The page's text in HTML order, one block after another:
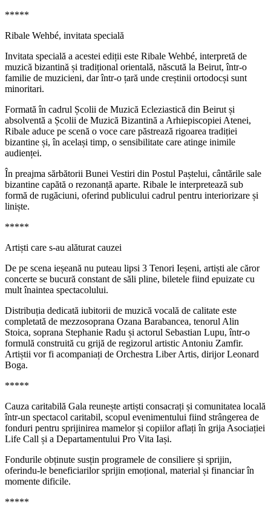
*****
Ribale Wehbé, invitata specială
Invitata specială a acestei ediții este Ribale Wehbé, interpretă de
muzică bizantină și tradițional orientală, născută la Beirut, într-o
familie de muzicieni, dar într-o țară unde creștinii ortodocși sunt
minoritari.
Formată în cadrul Școlii de Muzică Ecleziastică din Beirut și
absolventă a Școlii de Muzică Bizantină a Arhiepiscopiei Atenei,
Ribale aduce pe scenă o voce care păstrează rigoarea tradiției
bizantine și, în același timp, o sensibilitate care atinge inimile
audienței.
În preajma sărbătorii Bunei Vestiri din Postul Paștelui, cântările sale
bizantine capătă o rezonanță aparte. Ribale le interpretează sub
formă de rugăciuni, oferind publicului cadrul pentru interiorizare și
liniște.
*****
Artiști care s-au alăturat cauzei
De pe scena ieșeană nu puteau lipsi 3 Tenori Ieșeni, artiști ale căror
concerte se bucură constant de săli pline, biletele fiind epuizate cu
mult înaintea spectacolului.
Distribuția dedicată iubitorii de muzică vocală de calitate este
completată de mezzosoprana Ozana Barabancea, tenorul Alin
Stoica, soprana Stephanie Radu și actorul Sebastian Lupu, într-o
formulă construită cu grijă de regizorul artistic Antoniu Zamfir.
Artiștii vor fi acompaniați de Orchestra Liber Artis, dirijor Leonard
Boga.
*****
Cauza caritabilă Gala reunește artiști consacrați și comunitatea locală
într-un spectacol caritabil, scopul evenimentului fiind strângerea de
fonduri pentru sprijinirea mamelor și copiilor aflați în grija Asociației
Life Call și a Departamentului Pro Vita Iași.
Fondurile obținute susțin programele de consiliere și sprijin,
oferindu-le beneficiarilor sprijin emoțional, material și financiar în
momente dificile.
*****